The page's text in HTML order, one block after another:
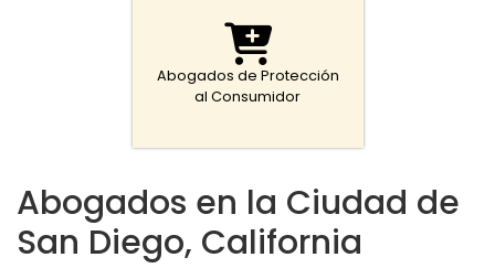
Abogados de Protección
al Consumidor
Abogados en la Ciudad de
San Diego, California